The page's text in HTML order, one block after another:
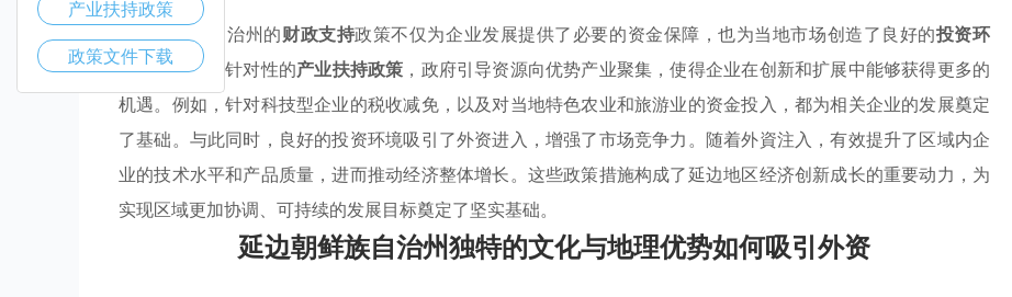
延边朝鲜族自治州的财政支持政策不仅为企业发展提供了必要的资金保障，也为当地市场创造了良好的投资环
境。通过实施针对性的产业扶持政策 ，政府引导资源向优势产业聚集，使得企业在创新和扩展中能够获得更多的
机遇。例如，针对科技型企业的税收减免，以及对当地特色农业和旅游业的资金投入，都为相关企业的发展奠定
了基础。与此同时，良好的投资环境吸引了外资进入，增强了市场竞争力。随着外資注入，有效提升了区域内企
业的技术水平和产品质量，进而推动经济整体增长。这些政策措施构成了延边地区经济创新成长的重要动力，为
实现区域更加协调、可持续的发展目标奠定了坚实基础。
延边朝鲜族自治州独特的文化与地理优势如何吸引外资
产业扶持政策
政策文件下载